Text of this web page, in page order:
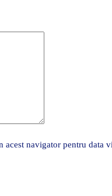
navigator pentru data